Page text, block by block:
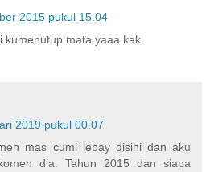
2015 pukul 15.04
kumenutup mata yaaa kak
2019 pukul 00.07
mas cumi lebay disini dan aku
dia. Tahun 2015 dan siapa